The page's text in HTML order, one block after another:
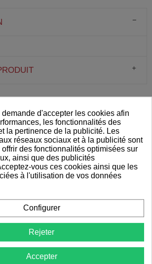
AIMEREZ AUSSI
d'accepter les cookies afin
les fonctionnalités des
la pertinence de la publicité. Les
réseaux sociaux et à la publicité sont
des fonctionnalités optimisées sur
ainsi que des publicités
vous ces cookies ainsi que les
à l'utilisation de vos données
Configurer
Rejeter
Accepter